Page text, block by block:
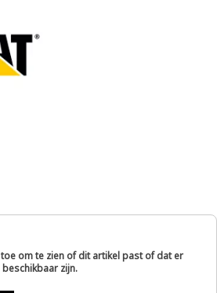
om te zien of dit artikel past of dat er
zijn.